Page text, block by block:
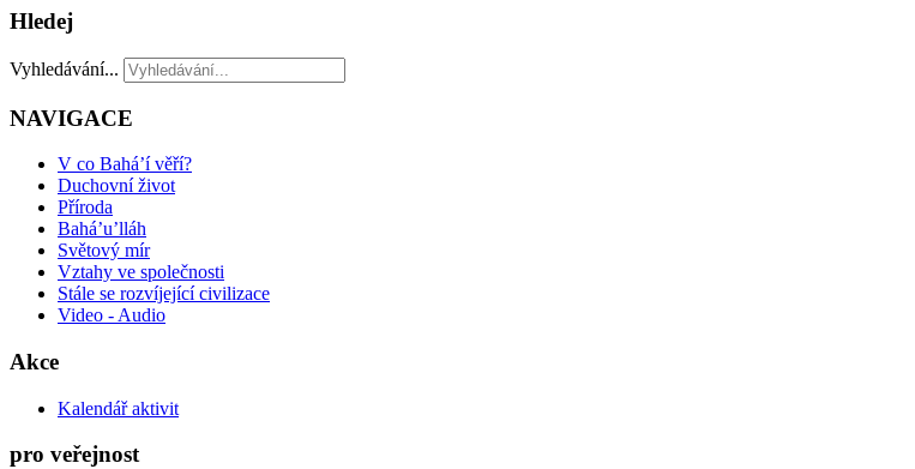
Hledej
Vyhledávání...
NAVIGACE
V co Bahá’í věří?
Duchovní život
Příroda
Bahá’u’lláh
Světový mír
Vztahy ve společnosti
Stále se rozvíjející civilizace
Video - Audio
Akce
Kalendář aktivit
pro veřejnost